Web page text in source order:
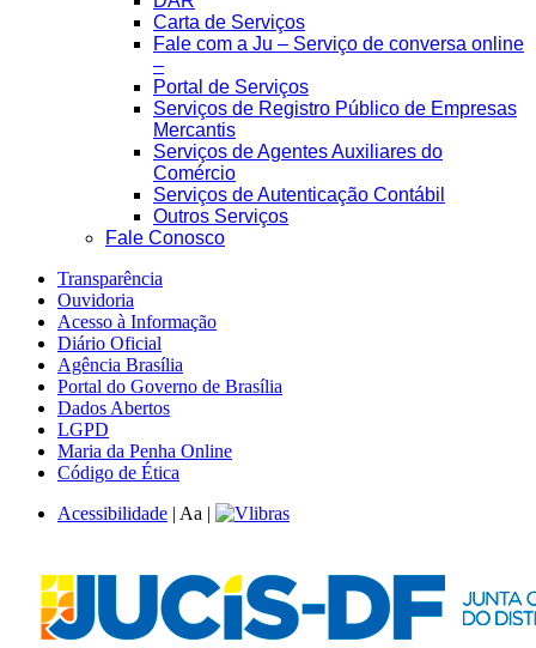
Carta de Serviços
Fale com a Ju – Serviço de conversa online
–
Portal de Serviços
Serviços de Registro Público de Empresas
Mercantis
Serviços de Agentes Auxiliares do
Comércio
Serviços de Autenticação Contábil
Outros Serviços
Fale Conosco
Transparência
Ouvidoria
Acesso à Informação
Diário Oficial
Agência Brasília
Portal do Governo de Brasília
Dados Abertos
LGPD
Maria da Penha Online
Código de Ética
Acessibilidade | Aa |